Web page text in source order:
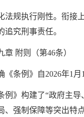
法规执行刚性。衔接
追究刑事责任。
章 附则（第46条）
《条例》自2026年1
例》构建了“政府主
、强制保障等突出特